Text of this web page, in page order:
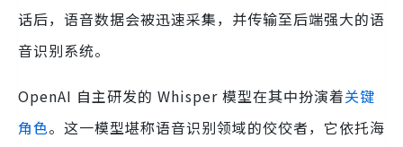
话后，语音数据会被迅速采集，并传输至后端强大的语
音识别系统。
OpenAI 自主研发的 Whisper 模型在其中扮演着关键
角色。这一模型堪称语音识别领域的佼佼者，它依托海